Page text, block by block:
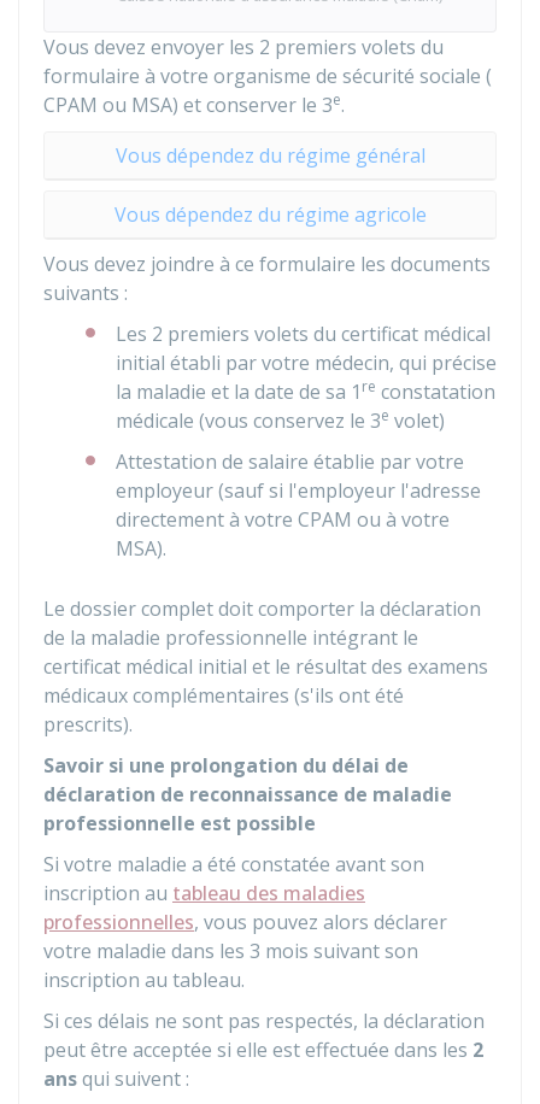
Vous devez envoyer les 2 premiers volets du
formulaire à votre organisme de sécurité sociale (
CPAM ou MSA) et conserver le 3e.
Vous dépendez du régime général
Vous dépendez du régime agricole
Vous devez joindre à ce formulaire les documents
suivants :
Les 2 premiers volets du certificat médical
initial établi par votre médecin, qui précise
la maladie et la date de sa 1 re constatation
médicale (vous conservez le 3e volet)
Attestation de salaire établie par votre
employeur (sauf si l'employeur l'adresse
directement à votre CPAM ou à votre
MSA).
Le dossier complet doit comporter la déclaration
de la maladie professionnelle intégrant le
certificat médical initial et le résultat des examens
médicaux complémentaires (s'ils ont été
prescrits).
Savoir si une prolongation du délai de
déclaration de reconnaissance de maladie
professionnelle est possible
Si votre maladie a été constatée avant son
inscription au tableau des maladies
professionnelles, vous pouvez alors déclarer
votre maladie dans les 3 mois suivant son
inscription au tableau.
Si ces délais ne sont pas respectés, la déclaration
peut être acceptée si elle est effectuée dans les 2
ansqui suivent :